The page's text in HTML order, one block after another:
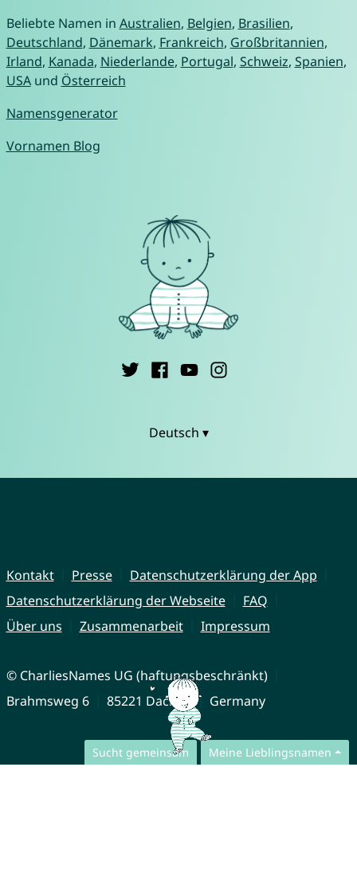
Sucht gemeinsam Meine Lieblingsnamen
Beliebte Namen in Australien, Belgien, Brasilien,
Deutschland, Dänemark, Frankreich, Großbritannien,
Irland, Kanada, Niederlande, Portugal, Schweiz, Spanien,
USAund Österreich
Namensgenerator
Vornamen Blog
Deutsch ▾
Kontakt Presse
Datenschutzerklärung der App
Datenschutzerklärung der Webseite
FAQ
Über uns
Zusammenarbeit Impressum
© CharliesNames UG (haftungsbeschränkt)
Brahmsweg 6
85221 Dachau Germany